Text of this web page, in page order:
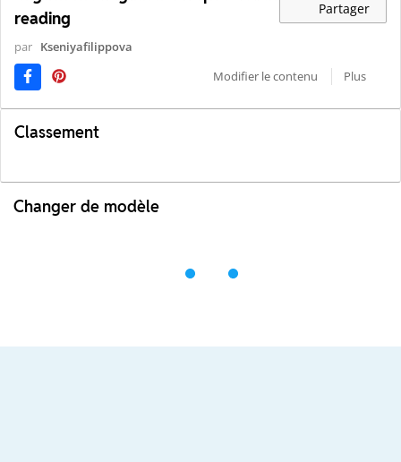
reading
Partager
par Kseniyafilippova
Modifier le contenu
Plus
Classement
Changer de modèle